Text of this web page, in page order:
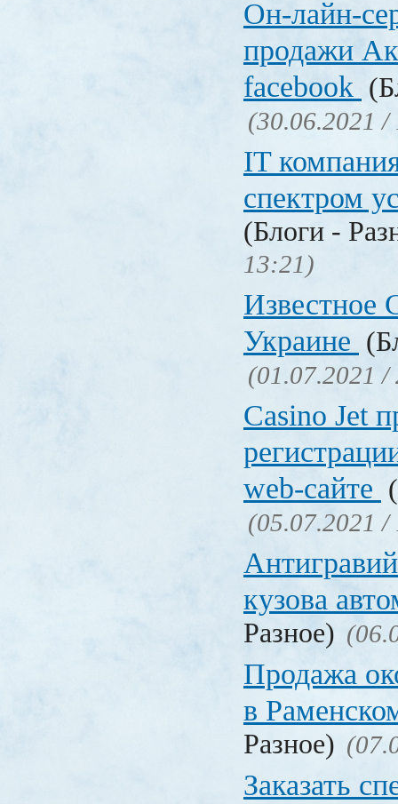
Он-лайн-
продажи
facebook
(30.06.2021 /
IT
спектром
(Блоги -
13:21)
Известное
Украине
(01.07.2021 /
Сasino Jet
web-сайте
(05.07.2021 /
кузова
Разное)
Продажа
в
Разное)
Заказать